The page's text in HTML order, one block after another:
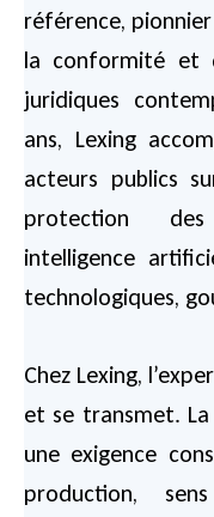
référence,
la conformité et
juridiques
ans, Lexing
acteurs publics
protection des
intelligence
technologiques,
Chez Lexing,
et se transmet.
une exigence
production,